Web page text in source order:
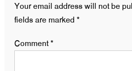
Your email address will not be
fields are marked *
Comment*